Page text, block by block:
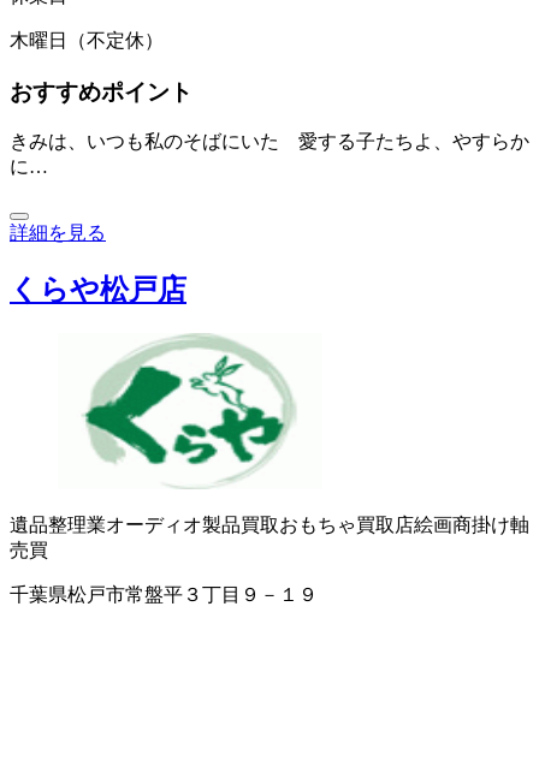
木曜日（不定休）
おすすめポイント
きみは、いつも私のそばにいた 愛する子たちよ、やすらか
に…
詳細を見る
くらや松戸店
遺品整理業オーディオ製品買取おもちゃ買取店絵画商掛け軸
売買
千葉県松戸市常盤平３丁目９－１９